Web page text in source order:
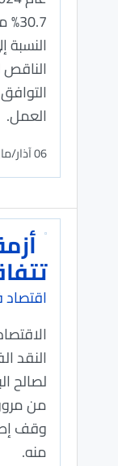
العمل.
06 آذار/مارس 2025
النقد
لصالح
من
وقف
منه.